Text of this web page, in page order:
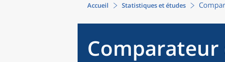
Accueil Statistiques et études